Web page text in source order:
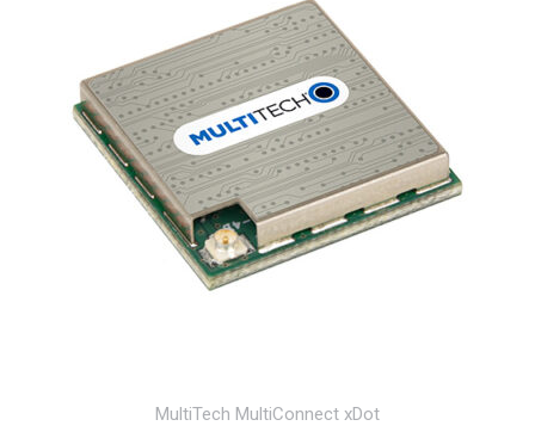
MultiTech MultiConnect xDot